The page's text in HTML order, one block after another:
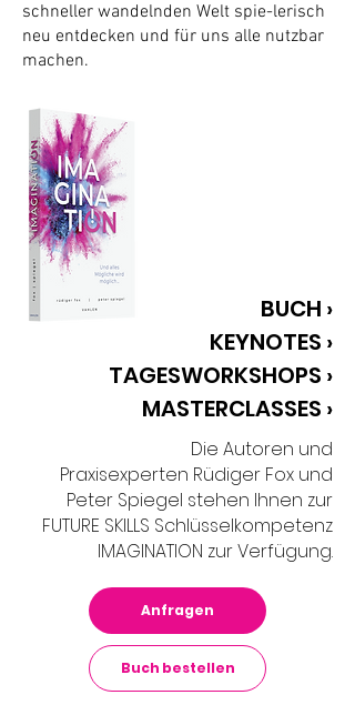
schneller wandelnden Welt spie-lerisch
neu entdecken und für uns alle nutzbar
machen.
BUCH ›
KEYNOTES ›
TAGESWORKSHOPS ›
MASTERCLASSES ›
Die Autoren und
Praxisexperten Rüdiger Fox und
Peter Spiegel stehen Ihnen zur
FUTURE SKILLS Schlüsselkompetenz
IMAGINATION zur Verfügung.
Anfragen
Buch bestellen